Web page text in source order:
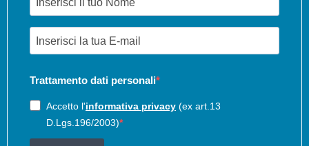
Trattamento dati personali
Accetto l'informativa privacy (ex art.13
D.Lgs.196/2003)